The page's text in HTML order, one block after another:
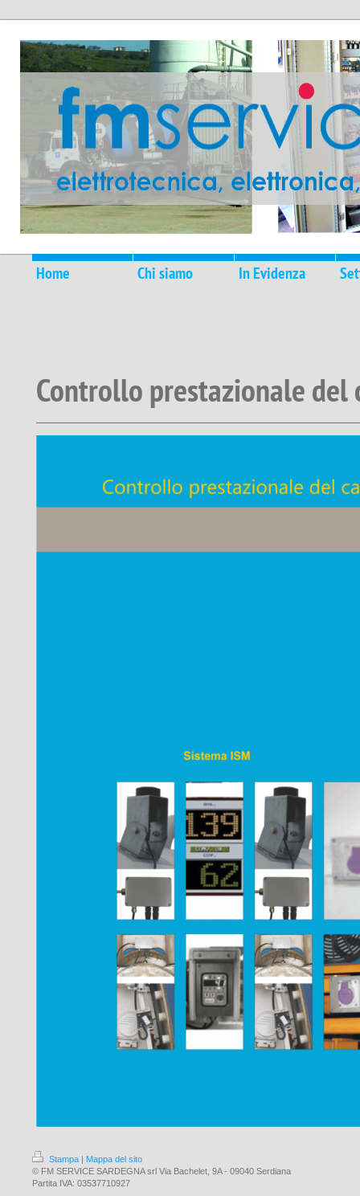
Home Chi siamo In Evidenza
Controllo prestazionale del
Stampa | Mappa del sito
© FM SERVICE SARDEGNA srl Via Bachelet, 9A - 09040 Serdiana
Partita IVA: 03537710927